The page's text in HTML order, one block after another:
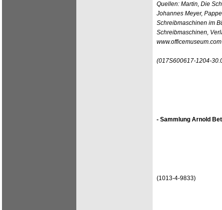
Quellen: Martin, Die
Johannes Meyer,
Schreibmaschinen im
Schreibmaschinen,
(017S600617-1204-
- Sammlung Arnold
(1013-4-9833)